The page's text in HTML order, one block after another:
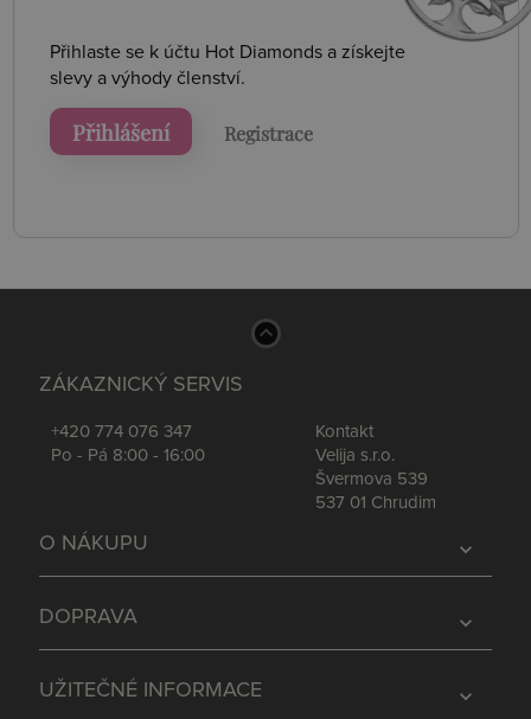
Přihlaste se k účtu Hot Diamonds a získejte
slevy a výhody členství.
Přihlášení Registrace
ZÁKAZNICKÝ SERVIS
+420 774 076 347
Po - Pá 8:00 - 16:00
Kontakt
Velija s.r.o.
Švermova 539
537 01 Chrudim
expand_more
O NÁKUPU
expand_more
DOPRAVA
expand_more
UŽITEČNÉ INFORMACE